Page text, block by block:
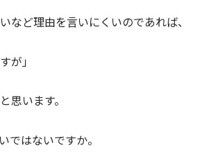
など理由を言いにくいのであれば、
が」
思います。
ではないですか。